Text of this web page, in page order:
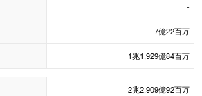
-
7億22百万
1兆1,929億84百万
2兆2,909億92百万